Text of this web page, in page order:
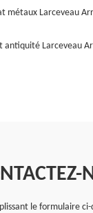
métaux Larceveau
antiquité Larceveau
le formulaire